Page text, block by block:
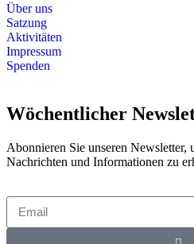
Über uns
Satzung
Aktivitäten
Impressum
Spenden
Wöchentlicher
Abonnieren Sie unseren Newsletter,
Nachrichten und Informationen zu